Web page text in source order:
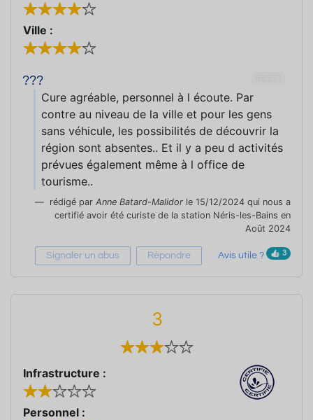
Ville :
???
Cure agréable, personnel à l écoute. Par
contre au niveau de la ville et pour les gens
sans véhicule, les possibilités de découvrir la
région sont absentes.. Et il y a peu d activités
prévues également même à l office de
tourisme..
rédigé par Anne Batard-Malidor le 15/12/2024 qui nous a
certifié avoir été curiste de la station Néris-les-Bains en
Août 2024
Signaler un abus Répondre Avis utile ? 3
3
Infrastructure :
Personnel :